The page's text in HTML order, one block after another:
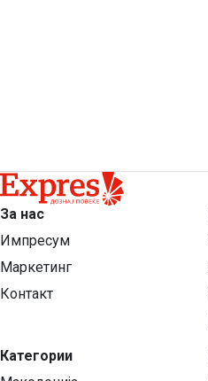
За нас
Импресум
Маркетинг
Контакт
Категории